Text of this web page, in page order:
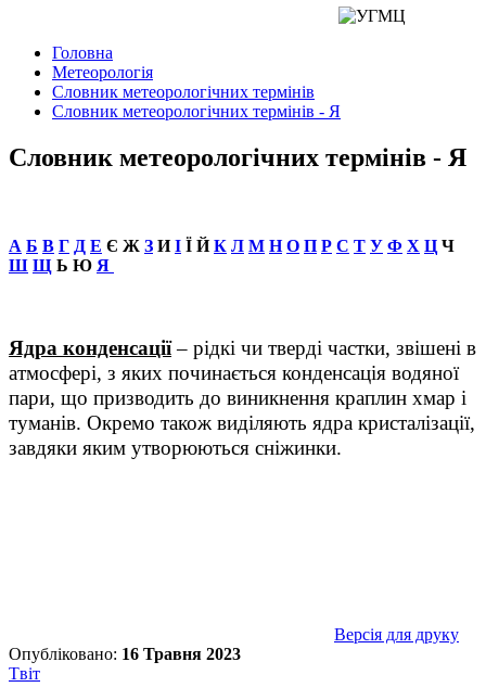
Головна
Метеорологія
Словник метеорологічних термінів
Словник метеорологічних термінів - Я
Словник метеорологічних термінів - Я
А Б В Г Д Е Є Ж З ИІ Ї ЙК Л М Н О П Р С Т У Ф Х Ц Ч
Ш Щ Ь Ю Я
Ядра конденсації– рідкі чи тверді частки, звішені в
атмосфері, з яких починається конденсація водяної
пари, що призводить до виникнення краплин хмар і
туманів. Окремо також виділяють ядра кристалізації,
завдяки яким утворюються сніжинки.
Версія для друку
Опубліковано: 16 Травня 2023
Tвіт